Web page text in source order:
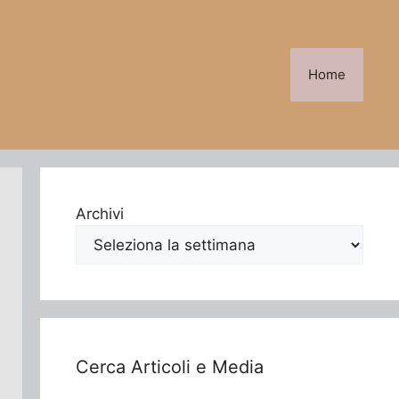
Home
Archivi
Cerca Articoli e Media